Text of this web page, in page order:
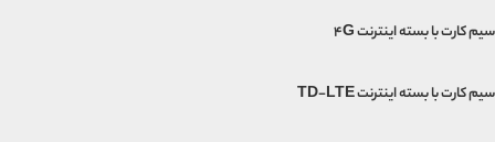
سیم کارت با بسته اینترنت 4G
سیم کارت با بسته اینترنت TD-LTE